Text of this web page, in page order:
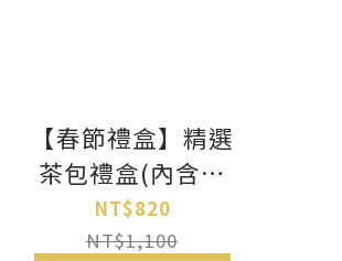
【春節禮盒】精選
茶包禮盒(內含高
山隱士茶具‧白瓷
直海*1)
NT$820
NT$1,100